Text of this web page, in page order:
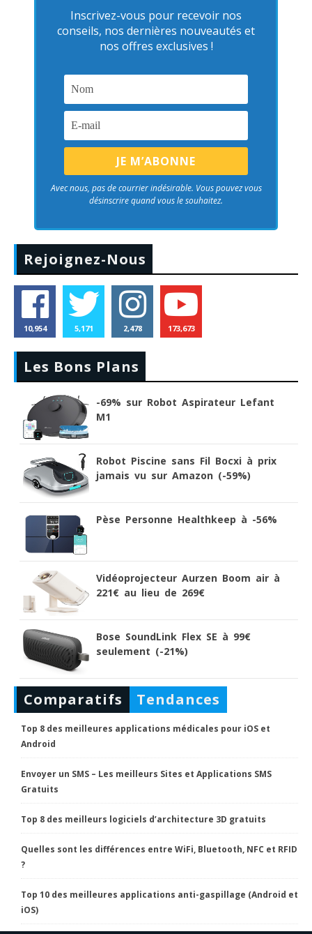
Inscrivez-vous pour recevoir nos
conseils, nos dernières nouveautés et
nos offres exclusives !
Avec nous, pas de courrier indésirable. Vous pouvez vous
désinscrire quand vous le souhaitez.
Rejoignez-Nous
10,954 5,171 2,478 173,673
Les Bons Plans
-69% sur Robot Aspirateur Lefant
M1
Robot Piscine sans Fil Bocxi à prix
jamais vu sur Amazon (-59%)
Pèse Personne Healthkeep à -56%
Vidéoprojecteur Aurzen Boom air à
221€ au lieu de 269€
Bose SoundLink Flex SE à 99€
seulement (-21%)
Comparatifs Tendances
Top 8 des meilleures applications médicales pour iOS et
Android
Envoyer un SMS – Les meilleurs Sites et Applications SMS
Gratuits
Top 8 des meilleurs logiciels d’architecture 3D gratuits
Quelles sont les différences entre WiFi, Bluetooth, NFC et RFID
?
Top 10 des meilleures applications anti-gaspillage (Android et
iOS)